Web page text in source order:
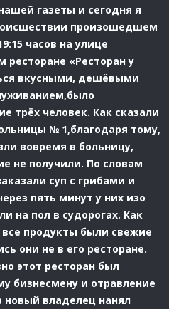
газеты и сегодня я
произошедшем
часов на улице
ресторане «Ресторан у
вкусными, дешёвыми
трёх человек. Как сказали
№ 1,благодаря тому,
вовремя в больницу,
не получили. По словам
суп с грибами и
пять минут у них изо
на пол в судорогах. Как
все продукты были свежие
они не в его ресторане.
этот ресторан был
бизнесмену и отравление
новый владелец нанял